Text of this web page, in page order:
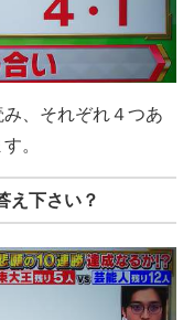
み、それぞれ４つあ
。
え下さい？